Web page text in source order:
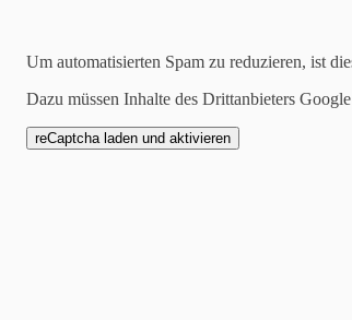
Blutspendetermin am 9.
Um automatisierten Spam zu reduzieren, ist
Dazu müssen Inhalte des Drittanbieters